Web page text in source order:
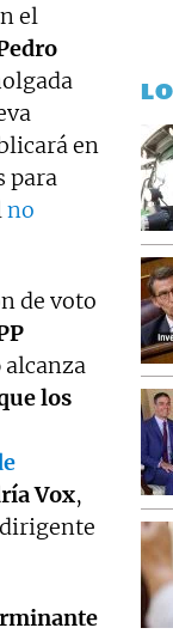
el
en
para
no
de voto
alcanza
los
Vox,